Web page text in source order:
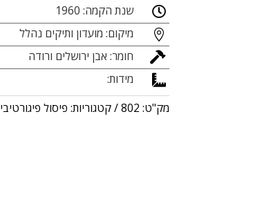
 שנת הקמה: 1960
 מיקום: מועדון ותיקים נהלל
 חומר: אבן ירושלים ורודה

מידות:
מק"ט: 802 קטגוריות: פיסול פיגורטיבי